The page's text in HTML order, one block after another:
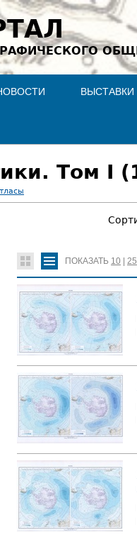
ВЫСТАВКИ
Том I
ПОКАЗАТЬ 10 25